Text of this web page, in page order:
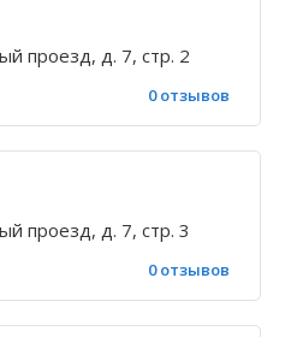
проезд, д. 7, стр. 2
0 отзывов
проезд, д. 7, стр. 3
0 отзывов